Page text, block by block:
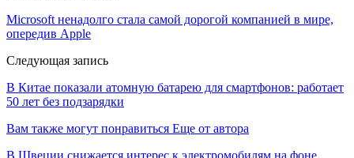
Microsoft ненадолго стала самой дорогой компанией в мире,
опередив Apple
Следующая запись
В Китае показали атомную батарею для смартфонов: работает
50 лет без подзарядки
Вам также могут понравиться Еще от автора
В Швеции снижается интерес к электромобилям на фоне